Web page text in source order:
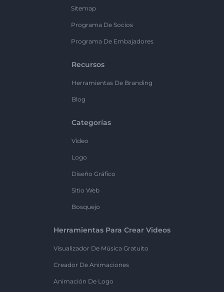
Sitemap
Programa De Socios
Programa De Embajadores
Recursos
Herramientas De Branding
Blog
Categorías
Vídeo
Logo
Diseño Gráfico
Sitio Web
Bosquejo
Herramientas Para Crear Videos
Visualizador De Música Gratuito
Creador De Animaciones
Animación De Logo